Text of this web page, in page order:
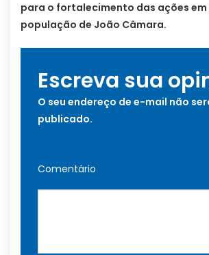
para o fortalecimento das ações
população de João Câmara.
Escreva sua
O seu endereço de e-mail não
publicado.
Comentário